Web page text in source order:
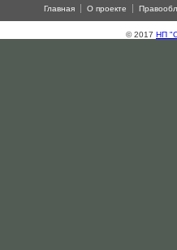
Главная О проекте
© 2017 НП